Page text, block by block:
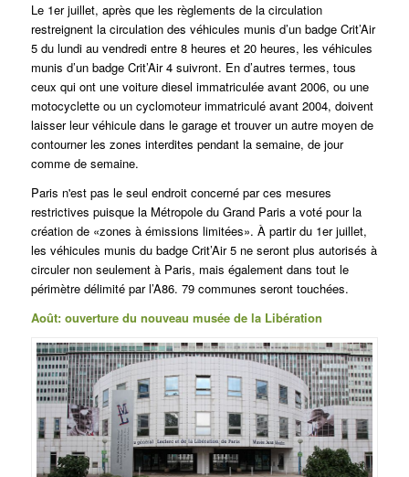
Le 1er juillet, après que les règlements de la circulation
restreignent la circulation des véhicules munis d’un badge Crit’Air
5 du lundi au vendredi entre 8 heures et 20 heures, les véhicules
munis d’un badge Crit’Air 4 suivront. En d’autres termes, tous
ceux qui ont une voiture diesel immatriculée avant 2006, ou une
motocyclette ou un cyclomoteur immatriculé avant 2004, doivent
laisser leur véhicule dans le garage et trouver un autre moyen de
contourner les zones interdites pendant la semaine, de jour
comme de semaine.
Paris n'est pas le seul endroit concerné par ces mesures
restrictives puisque la Métropole du Grand Paris a voté pour la
création de «zones à émissions limitées». À partir du 1er juillet,
les véhicules munis du badge Crit’Air 5 ne seront plus autorisés à
circuler non seulement à Paris, mais également dans tout le
périmètre délimité par l’A86. 79 communes seront touchées.
Août: ouverture du nouveau musée de la Libération